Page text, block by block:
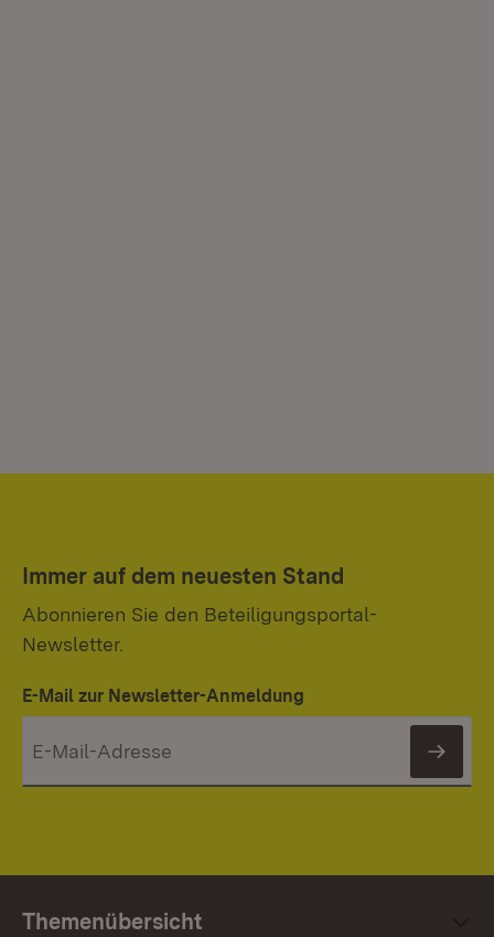
Immer auf dem neuesten Stand
Abonnieren Sie den Beteiligungsportal-
Newsletter.
E-Mail zur Newsletter-Anmeldung
Themenübersicht